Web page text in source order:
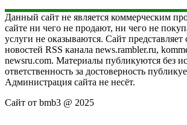
Данный сайт не является коммерческим
сайте ни чего не продают, ни чего не
услуги не оказываются. Сайт представляет
новостей RSS канала news.rambler.ru,
newsru.com. Материалы публикуются без
ответственность за достоверность
Администрация сайта не несёт.
Сайт от bmb3 @ 2025